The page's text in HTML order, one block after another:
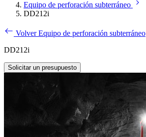
Equipo de perforación subterráneo
DD212i
Volver Equipo de perforación subterráneo
DD212i
Solicitar un presupuesto